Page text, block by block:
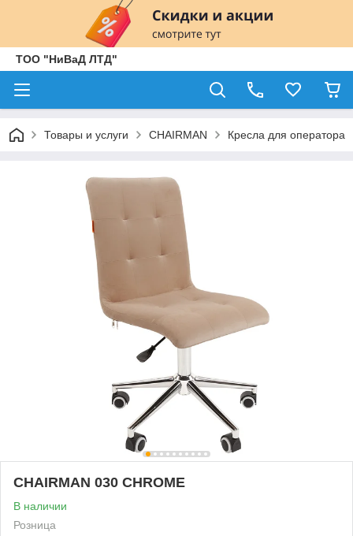
ТОО "НиВаД ЛТД"
Товары и услуги CHAIRMAN Кресла для оператора
CHAIRMAN 030 CHROME
В наличии
Розница